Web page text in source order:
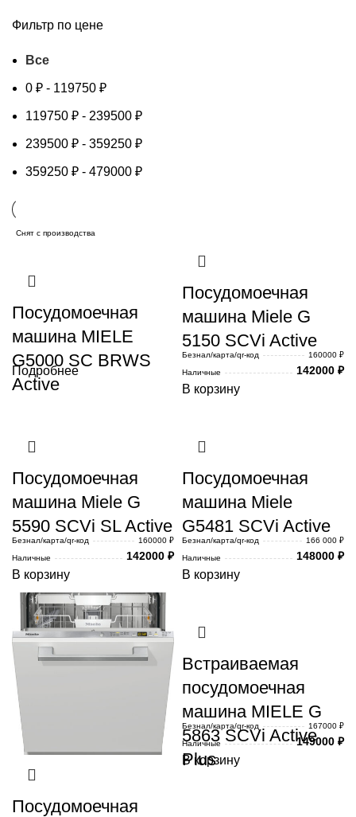
Фильтр по цене
Все
0 ₽ - 119750 ₽
119750 ₽ - 239500 ₽
239500 ₽ - 359250 ₽
359250 ₽ - 479000 ₽
Снят с производства
Посудомоечная
машина MIELE
G5000 SC BRWS
Active
Подробнее
Посудомоечная
машина Miele G
5150 SCVi Active
Безнал/карта/qr-код
160000 ₽
Наличные
142000 ₽
В корзину
Посудомоечная
машина Miele G
5590 SCVi SL Active
Безнал/карта/qr-код
160000 ₽
Наличные
142000 ₽
В корзину
Посудомоечная
машина Miele
G5481 SCVi Active
Безнал/карта/qr-код
166 000 ₽
Наличные
148000 ₽
В корзину
Посудомоечная
Встраиваемая
посудомоечная
машина MIELE G
5863 SCVi Active
Plus
Безнал/карта/qr-код
167000 ₽
Наличные
149000 ₽
В корзину